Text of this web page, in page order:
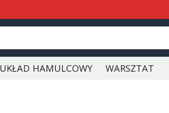
UKŁAD HAMULCOWY WARSZTAT